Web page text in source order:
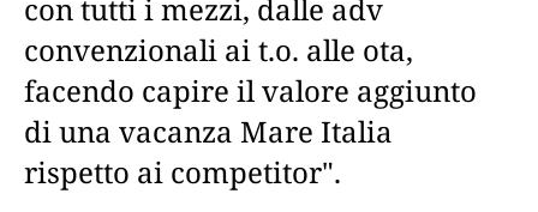
con tutti i mezzi, dalle adv
convenzionali ai t.o. alle ota,
facendo capire il valore aggiunto
di una vacanza Mare Italia
rispetto ai competitor".